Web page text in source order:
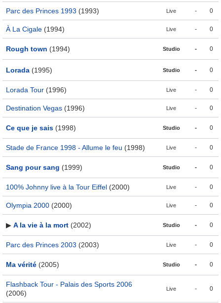
Parc des Princes 1993 (1993) Live - 0
À La Cigale (1994) Live - 0
Rough town (1994) Studio - 0
Lorada (1995) Studio - 0
Lorada Tour (1996) Live - 0
Destination Vegas (1996) Live - 0
Ce que je sais (1998) Studio - 0
Stade de France 1998 - Allume le feu (1998) Live - 0
Sang pour sang (1999) Studio - 0
100% Johnny live à la Tour Eiffel (2000) Live - 0
Olympia 2000 (2000) Live - 0
▶ A la vie à la mort (2002) Studio - 0
Parc des Princes 2003 (2003) Live - 0
Ma vérité (2005) Studio - 0
Flashback Tour - Palais des Sports 2006
(2006)
Live - 0